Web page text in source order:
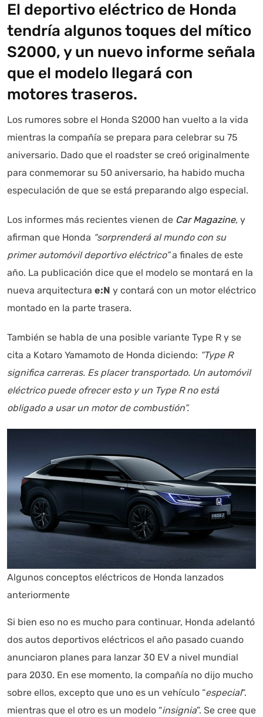
El deportivo eléctrico de Honda
tendría algunos toques del mítico
S2000, y un nuevo informe señala
que el modelo llegará con
motores traseros.
Los rumores sobre el Honda S2000 han vuelto a la vida
mientras la compañía se prepara para celebrar su 75
aniversario. Dado que el roadster se creó originalmente
para conmemorar su 50 aniversario, ha habido mucha
especulación de que se está preparando algo especial.
Los informes más recientes vienen de Car Magazine, y
afirman que Honda “sorprenderá al mundo con su
primer automóvil deportivo eléctrico”a finales de este
año. La publicación dice que el modelo se montará en la
nueva arquitectura e:N y contará con un motor eléctrico
montado en la parte trasera.
También se habla de una posible variante Type R y se
cita a Kotaro Yamamoto de Honda diciendo: “Type R
significa carreras. Es placer transportado. Un automóvil
eléctrico puede ofrecer esto y un Type R no está
obligado a usar un motor de combustión”.
Algunos conceptos eléctricos de Honda lanzados
anteriormente
Si bien eso no es mucho para continuar, Honda adelantó
dos autos deportivos eléctricos el año pasado cuando
anunciaron planes para lanzar 30 EV a nivel mundial
para 2030. En ese momento, la compañía no dijo mucho
sobre ellos, excepto que uno es un vehículo “especial“.
mientras que el otro es un modelo “insignia”. Se cree que
Estoy aquí para encontrar lo que necesitas. ¿Qué estás
buscando? "Este asistente con IA (OpenAI) ofrece
información referencial que puede contener errores.
Asistente con IA en desarrollo. Autoanalítica optimiza